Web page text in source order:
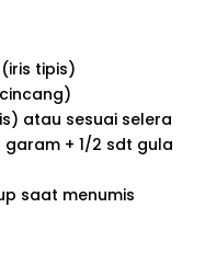
tipis)
atau sesuai selera
garam + 1/2 sdt gula
saat menumis